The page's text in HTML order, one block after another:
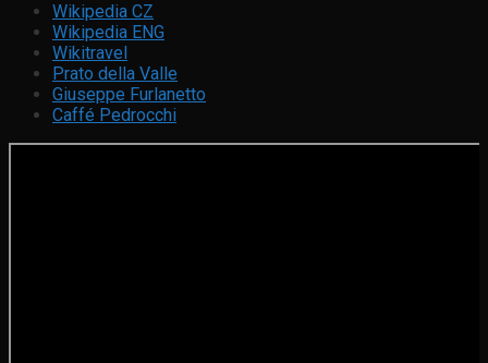
Wikipedia CZ
Wikipedia ENG
Wikitravel
Prato della Valle
Giuseppe Furlanetto
Caffé Pedrocchi